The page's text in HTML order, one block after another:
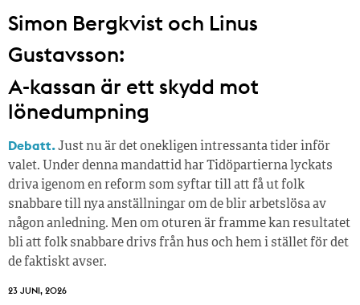
Simon Bergkvist och Linus
Gustavsson:
A-kassan är ett skydd mot
lönedumpning
Debatt.Just nu är det onekligen intressanta tider inför
valet. Under denna mandattid har Tidöpartierna lyckats
driva igenom en reform som syftar till att få ut folk
snabbare till nya anställningar om de blir arbetslösa av
någon anledning. Men om oturen är framme kan resultatet
bli att folk snabbare drivs från hus och hem i stället för det
de faktiskt avser.
23 JUNI, 2026